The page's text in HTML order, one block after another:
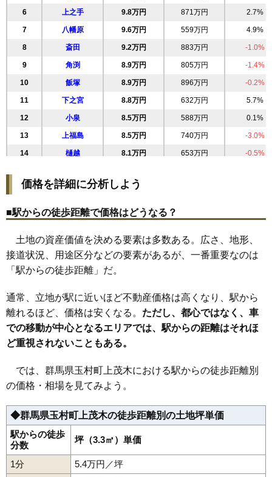
6 上之手 9.8万円 871万円 2.7%
7 八幡原 9.6万円 559万円 4.9%
8 斎田 9.2万円 883万円 -1.0%
9 角渕 8.9万円 805万円 -1.4%
10 飯塚 8.9万円 896万円 -0.2%
11 下之宮 8.8万円 632万円 5.7%
12 小泉 8.5万円 588万円 0.1%
13 上福島 8.5万円 740万円 -3.0%
14 樋越 8.1万円 653万円 -0.5%
16 藤川 7.2万円
17 下茂木 6.9万円
19 上茂木 3.7万円 1,564万円 0.4%
20 五料 3.5万円 576万円 -5.2%
21 飯倉
22 川井 1.8万円 596万円 -10.5%
価格を詳細に分析しよう
■駅からの徒歩距離で価格はどうなる？
土地の資産価値を決める要素は多数ある。広さ、地形、
接道状況、用途区分などの要素があるが、一番重要なのは
「駅からの徒歩距離」だ。
通常、立地が駅に近いほど不動産価格は高くなり、駅から
離れるほど、価格は安くなる。 ただし、都心ではなく、車
での移動が中心となるエリアでは、駅からの距離はそれほ
ど重視されないこともある。
では、群馬県玉村町上茂木における駅からの徒歩距離別
の価格・相場を見てみよう。
◆群馬県玉村町上茂木の徒歩距離別の土地坪単価
駅からの徒歩
分数
坪（3.3㎡）単価
1分
5.4万円／坪